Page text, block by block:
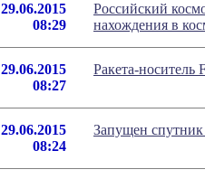
29.06.2015
08:29
Российский
нахождения в
29.06.2015
08:27
Ракета-носитель
29.06.2015
08:24
Запущен